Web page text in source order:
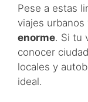
Pese a estas
viajes
enorme. Si tu
conocer
locales y
ideal.